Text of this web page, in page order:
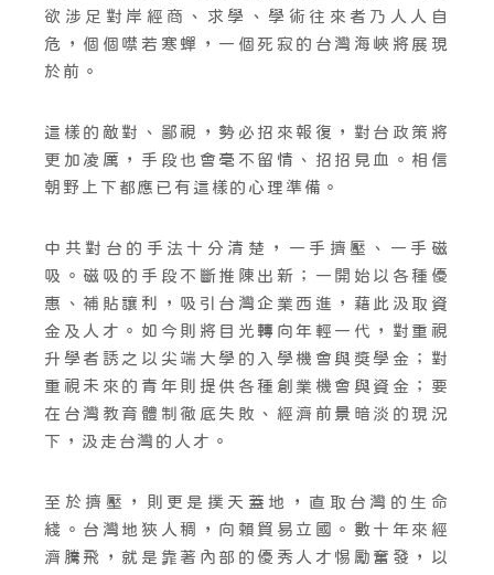
欲涉足對岸經商、求學、學術往來者乃人人自
危，個個噤若寒蟬，一個死寂的台灣海峽將展現
於前。
這樣的敵對、鄙視，勢必招來報復，對台政策將
更加凌厲，手段也會毫不留情、招招見血。相信
朝野上下都應已有這樣的心理準備。
中共對台的手法十分清楚，一手擠壓、一手磁
吸。磁吸的手段不斷推陳出新；一開始以各種優
惠、補貼讓利，吸引台灣企業西進，藉此汲取資
金及人才。如今則將目光轉向年輕一代，對重視
升學者誘之以尖端大學的入學機會與獎學金；對
重視未來的青年則提供各種創業機會與資金；要
在台灣教育體制徹底失敗、經濟前景暗淡的現況
下，汲走台灣的人才。
至於擠壓，則更是撲天蓋地，直取台灣的生命
綫。台灣地狹人稠，向賴貿易立國。數十年來經
濟騰飛，就是靠著內部的優秀人才惕勵奮發，以